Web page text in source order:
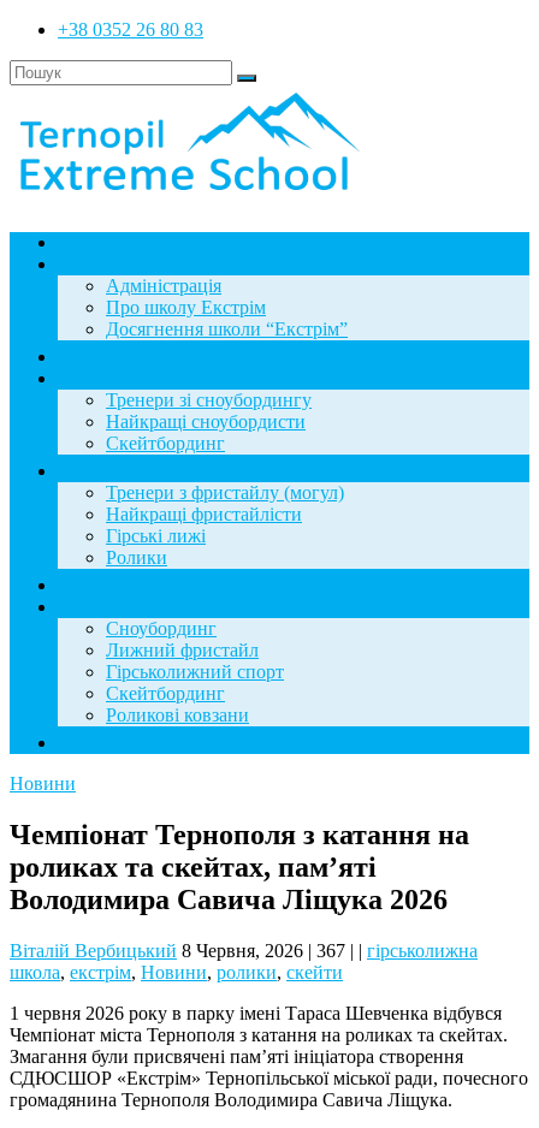
+38 0352 26 80 83
Адміністрація
Про школу Екстрім
Досягнення школи “Екстрім”
Тренери зі сноубордингу
Найкращі сноубордисти
Скейтбординг
Тренери з фристайлу (могул)
Найкращі фристайлісти
Гірські лижі
Ролики
Сноубординг
Лижний фристайл
Гірськолижний спорт
Скейтбординг
Роликові ковзани
Новини
Чемпіонат Тернополя з катання на
роликах та скейтах, пам’яті
Володимира Савича Ліщука 2026
Віталій Вербицький 8 Червня, 2026 | 367 | | гірськолижна
школа, екстрім, Новини, ролики, скейти
1 червня 2026 року в парку імені Тараса Шевченка відбувся
Чемпіонат міста Тернополя з катання на роликах та скейтах.
Змагання були присвячені пам’яті ініціатора створення
СДЮСШОР «Екстрім» Тернопільської міської ради, почесного
громадянина Тернополя Володимира Савича Ліщука.